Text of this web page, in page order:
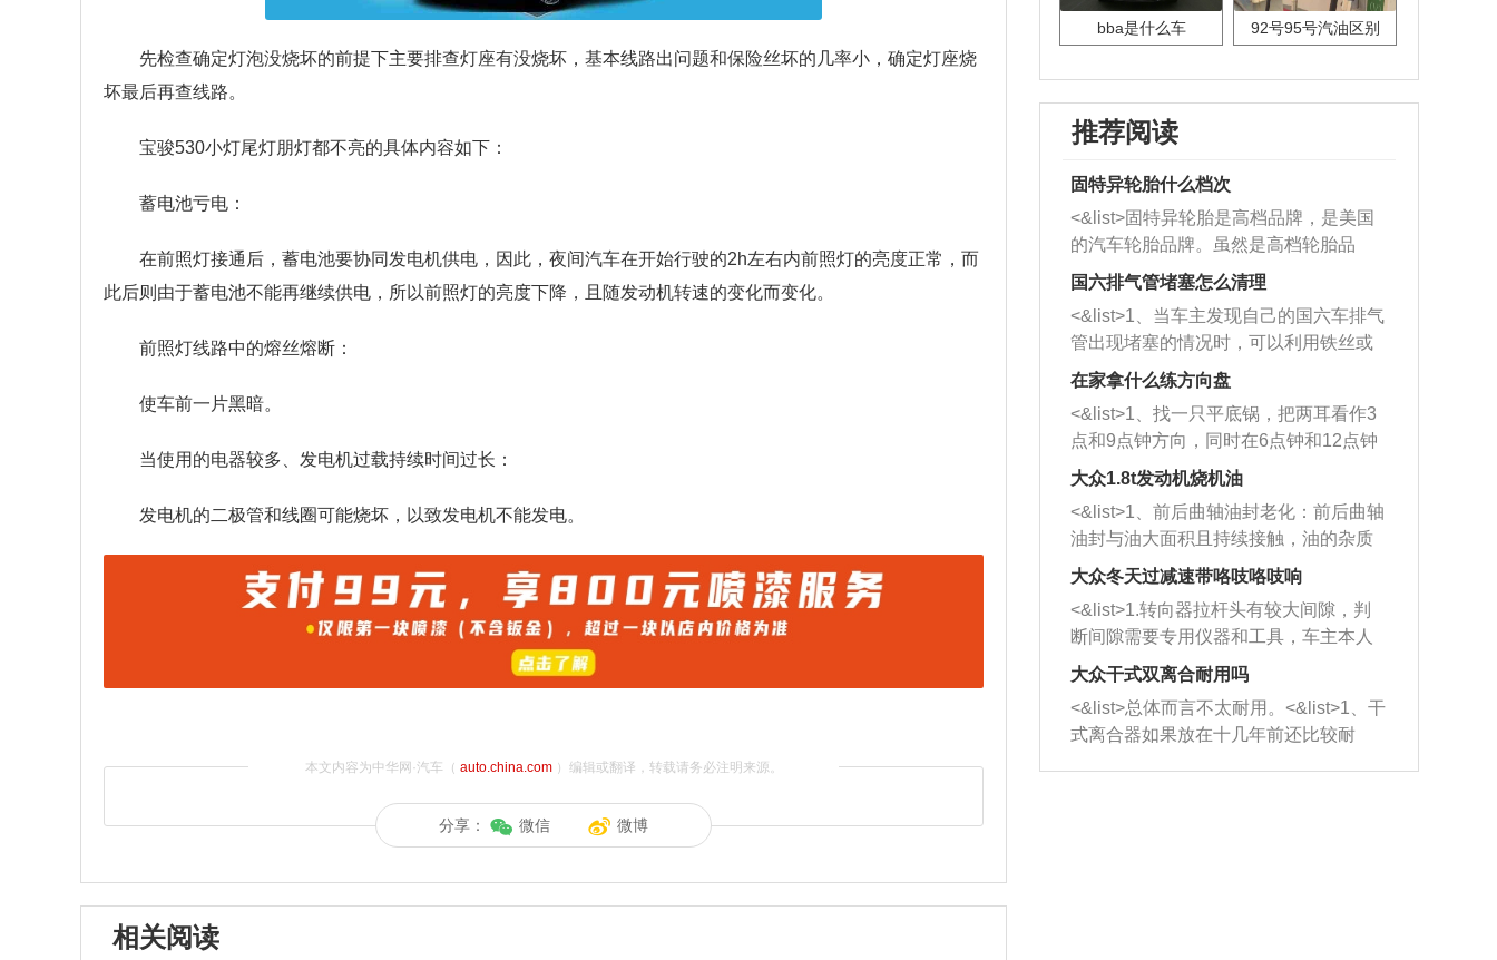
先检查确定灯泡没烧坏的前提下主要排查灯座有没烧坏，基本线路出问题和保险丝坏的几率小，确定灯座烧
坏最后再查线路。
宝骏530小灯尾灯朋灯都不亮的具体内容如下：
蓄电池亏电：
在前照灯接通后，蓄电池要协同发电机供电，因此，夜间汽车在开始行驶的2h左右内前照灯的亮度正常，而
此后则由于蓄电池不能再继续供电，所以前照灯的亮度下降，且随发动机转速的变化而变化。
前照灯线路中的熔丝熔断：
使车前一片黑暗。
当使用的电器较多、发电机过载持续时间过长：
发电机的二极管和线圈可能烧坏，以致发电机不能发电。
本文内容为中华网·汽车（ auto.china.com）编辑或翻译，转载请务必注明来源。
分享： 微信 微博
相关阅读
bba是什么车 92号95号汽油区别
推荐阅读
固特异轮胎什么档次
<&list>固特异轮胎是高档品牌，是美国
的汽车轮胎品牌。虽然是高档轮胎品
牌，但是中高低端的轮胎都有生产，这
也是为了更好的开拓市场。
国六排气管堵塞怎么清理
<&list>1、当车主发现自己的国六车排气
管出现堵塞的情况时，可以利用铁丝或
者是细棍，直接将杂物给取出来，如果
堵塞情况比较严重，也可以采取应急措
施。 <&list>2、直接利用木棍将所有的
杂物推到排气管里面的位置处，然后将
三元催化器拆解开，就可以将堵塞的东
西取出来。但如果是因为积碳过多引起
的堵塞，就需要将三元催化器泡在草酸
洗剂对堵塞的情况得到解决，将清洗剂
放在燃油箱中，与燃油混合后，车辆启
动时，就可以和汽油一起进入到燃烧
室，最后形成废气排出，就可以让三元
催化器得到清洗，排气管堵塞的情况就
能够得到解决。
在家拿什么练方向盘
<&list>1、找一只平底锅，把两耳看作3
点和9点钟方向，同时在6点钟和12点钟
方向做一个标记。 <&list>2、双手握住
一圈半的练习，往右同样也要打相同的
圈数。 <&list>3、最后强调要反复练
习，这样就可以形成肌肉记忆，在真实
驾驶车辆时，不需要记忆也能打好方
向。
大众1.8t发动机烧机油
<&list>1、前后曲轴油封老化：前后曲轴
油封与油大面积且持续接触，油的杂质
和发动机内持续温度变化使其密封效果
逐渐减弱，导致渗油或漏油。<&list>2、
活塞间隙过大：积碳会使活塞环与缸体
的间隙扩大，导致机油流入燃烧室中，
造成烧机油。<&list>3、机油粘度。使用
机油粘度过小的话，同样会有烧机油现
象，机油粘度过小具有很好的流动性，
大众冬天过减速带咯吱咯吱响
<&list>1.转向器拉杆头有较大间隙，判
断间隙需要专用仪器和工具，车主本人
无法制作，需要将车辆送到修理厂或4s
店；<&list>2.车辆半轴套管防尘罩破
裂，破裂后会出现漏油现象，使半轴磨
损严重，磨损的半轴容易损坏，产生异
响；<&list>3.稳定器的转向胶套和球头
大众干式双离合耐用吗
<&list>总体而言不太耐用。<&list>1、干
式离合器如果放在十几年前还比较耐